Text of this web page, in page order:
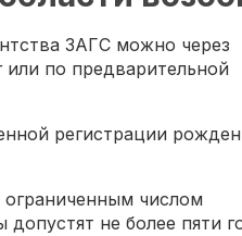
ЗАГС можно через
или по предварительной
регистрации
числом
не более пяти